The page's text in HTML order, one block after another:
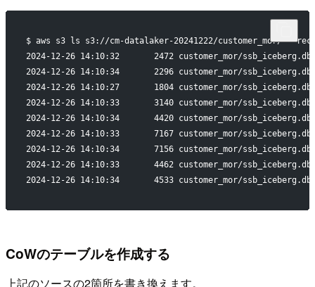
$ aws s3 ls s3://cm-datalaker-20241222/customer_mor/ --
2024-12-26 14:10:32       2472 customer_mor/ssb_iceberg.db/
2024-12-26 14:10:34       2296 customer_mor/ssb_iceberg.db/
2024-12-26 14:10:27       1804 customer_mor/ssb_iceberg.db/
2024-12-26 14:10:33       3140 customer_mor/ssb_iceberg.db/
2024-12-26 14:10:34       4420 customer_mor/ssb_iceberg.db/
2024-12-26 14:10:33       7167 customer_mor/ssb_iceberg.db/
2024-12-26 14:10:34       7156 customer_mor/ssb_iceberg.db/
2024-12-26 14:10:33       4462 customer_mor/ssb_iceberg.db/
2024-12-26 14:10:34       4533 customer_mor/ssb_iceberg.db/
CoWのテーブルを作成する
上記のソースの2箇所を書き換えます。